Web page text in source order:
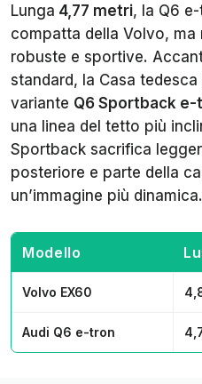
Lunga 4,77 metri, la Q6
compatta della Volvo,
robuste e sportive.
standard, la Casa
variante Q6 Sportback e-
una linea del tetto più
Sportback sacrifica
posteriore e parte della
un’immagine più dinamica.
Modello
Volvo EX60
Audi Q6 e-tron